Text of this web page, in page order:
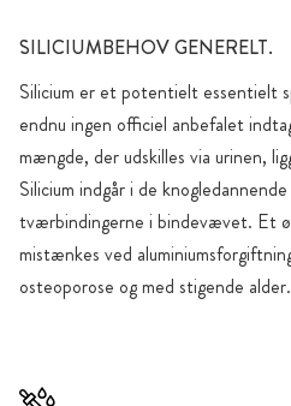
SILICIUMBEHOV GENERELT.
Silicium er et potentielt essentielt
endnu ingen officiel anbefalet
mængde, der udskilles via urinen,
Silicium indgår i de
tværbindingerne i bindevævet. Et
mistænkes ved
osteoporose og med stigende alder.